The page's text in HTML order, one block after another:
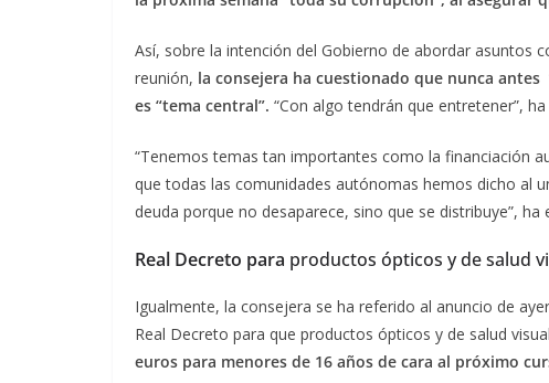
Así, sobre la intención del Gobierno de abordar asuntos
reunión, la consejera ha cuestionado que nunca
es “tema central”. “Con algo tendrán que entretener”,
“Tenemos temas tan importantes como la financiación
que todas las comunidades autónomas hemos dicho al
deuda porque no desaparece, sino que se distribuye”, ha
Real Decreto para productos ópticos y de salud
Igualmente, la consejera se ha referido al anuncio de
Real Decreto para que productos ópticos y de salud
euros para menores de 16 años de cara al próximo